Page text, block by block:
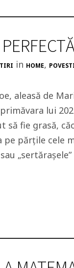
in HOME,
aleasă de
lui
să fie grasă,
părțile cele